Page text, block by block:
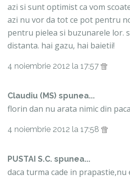
azi si sunt optimist ca vom
azi nu vor da tot ce pot pentru
pentru pielea si buzunarele lor.
distanta. hai gazu, hai baietii!
4 noiembrie 2012 la 17:57
Claudiu (MS) spunea...
florin dan nu arata nimic din
4 noiembrie 2012 la 17:58
PUSTAI S.C. spunea...
daca turma cade in prapastie,nu